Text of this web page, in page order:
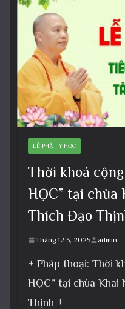
LỄ PHẬT Y HỌC
Thời khoá
HỌC” tại chùa
Thích Đạo
Tháng 12 3, 2025 admin
+ Pháp thoại: Thời
HỌC” tại chùa
Thịnh +